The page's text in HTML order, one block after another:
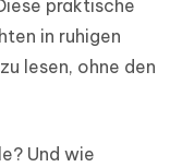
praktische
in ruhigen
lesen, ohne den
Und wie